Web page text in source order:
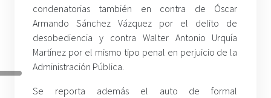
condenatorias también en contra de Óscar
Armando Sánchez Vázquez por el delito de
desobediencia y contra Walter Antonio Urquía
Martínez por el mismo tipo penal en perjuicio de la
Administración Pública.
Se reporta además el auto de formal